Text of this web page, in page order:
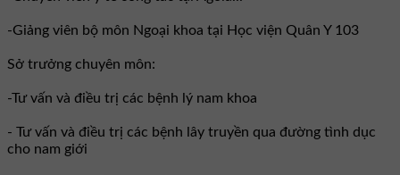
-Giảng viên bộ môn Ngoại khoa tại Học viện Quân Y 103
Sở trưởng chuyên môn:
-Tư vấn và điều trị các bệnh lý nam khoa
- Tư vấn và điều trị các bệnh lây truyền qua đường tình dục
cho nam giới